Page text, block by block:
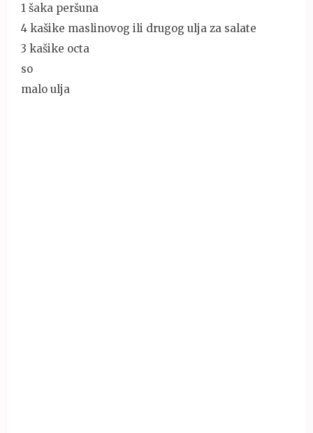
1 šaka peršuna
4 kašike maslinovog ili drugog ulja za salate
3 kašike octa
so
malo ulja